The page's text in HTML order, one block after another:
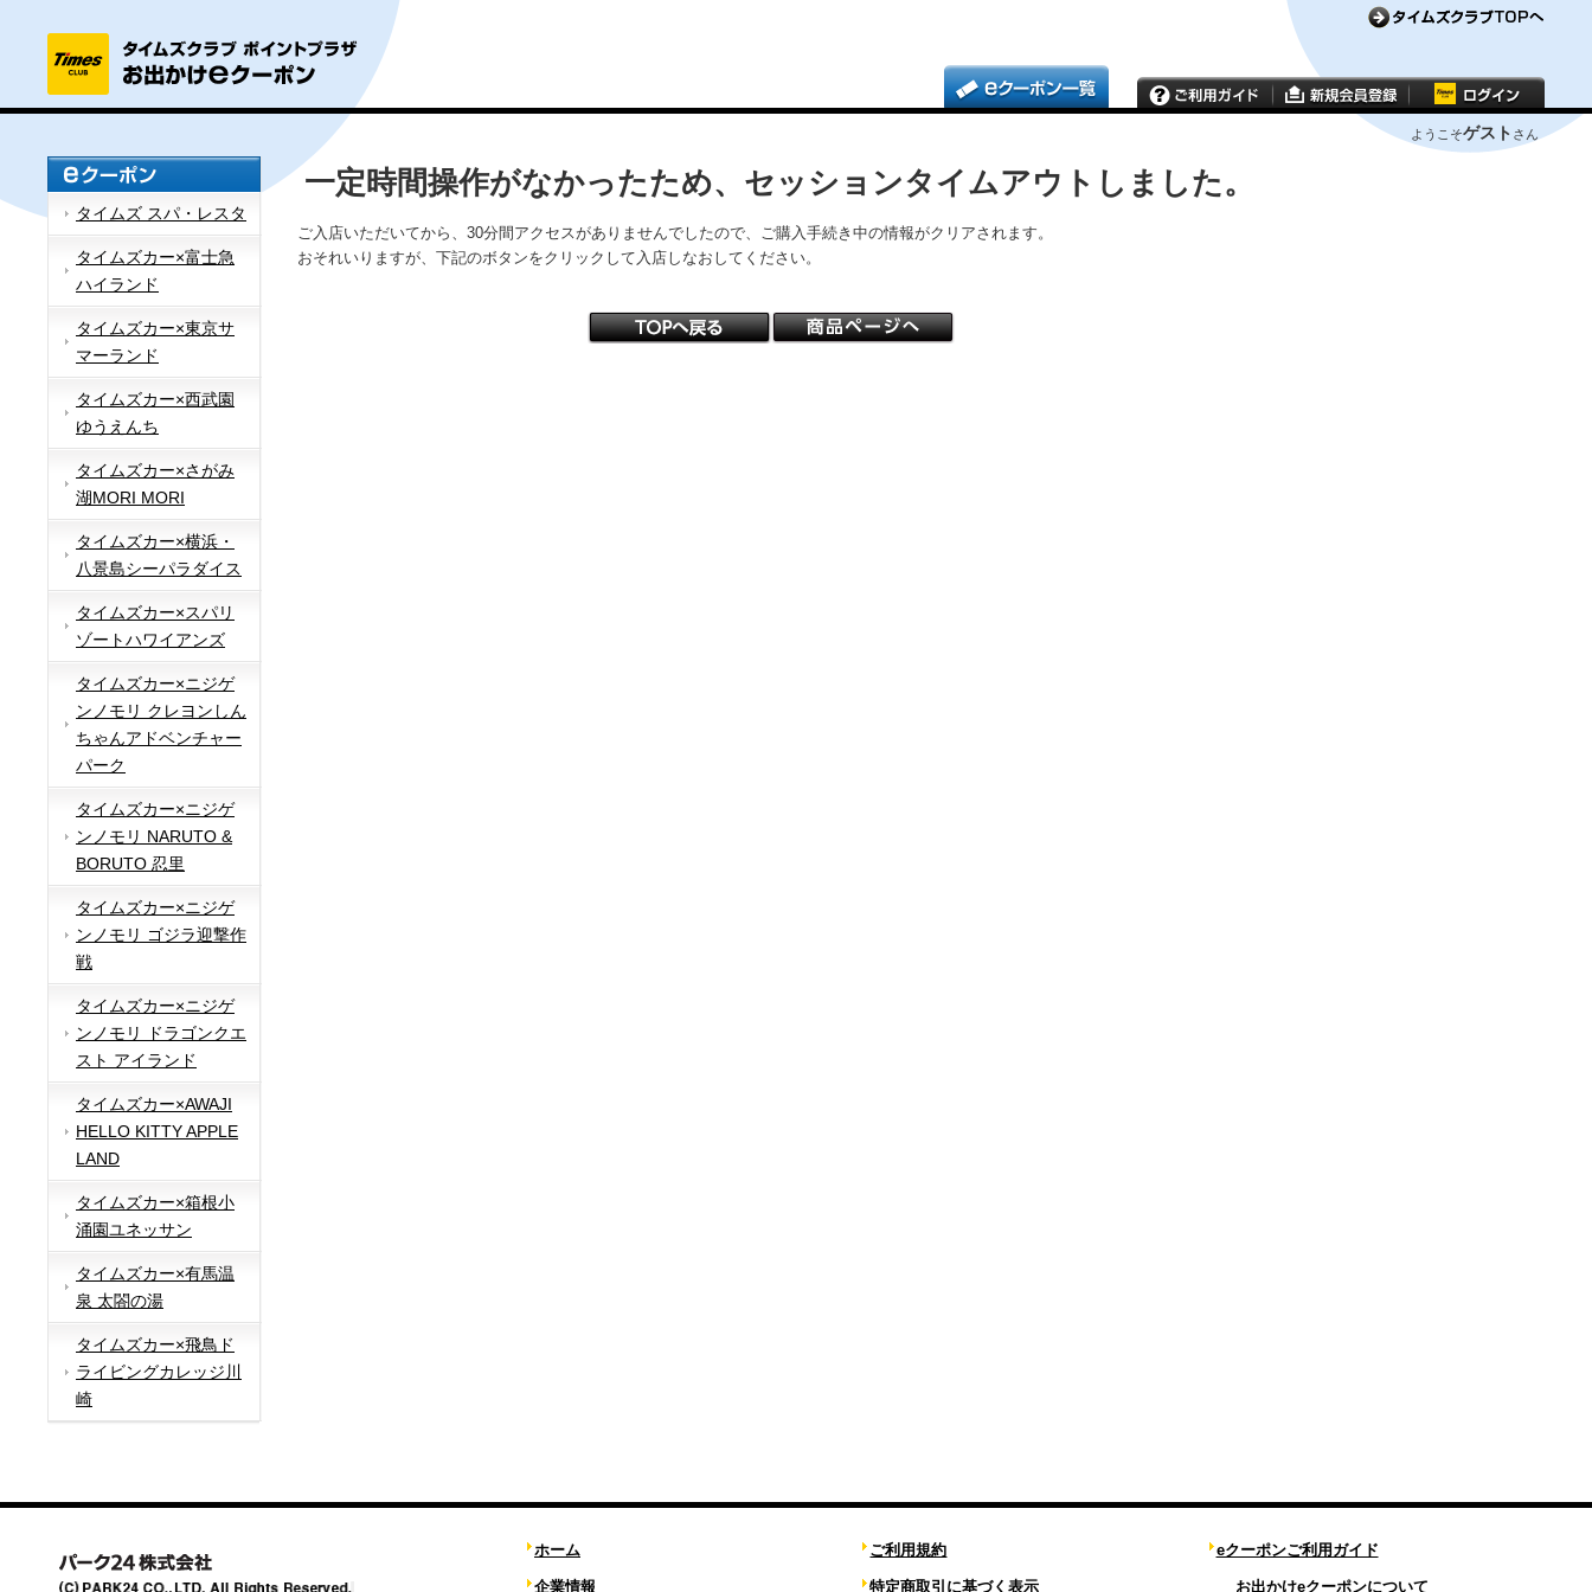
ようこそゲスト さん
タイムズ スパ・レスタ
タイムズカー×富士急
ハイランド
タイムズカー×東京サ
マーランド
タイムズカー×西武園
ゆうえんち
タイムズカー×さがみ
湖MORI MORI
タイムズカー×横浜・
八景島シーパラダイス
タイムズカー×スパリ
ゾートハワイアンズ
タイムズカー×ニジゲ
ンノモリ クレヨンしん
ちゃんアドベンチャー
パーク
タイムズカー×ニジゲ
ンノモリ NARUTO &
BORUTO 忍里
タイムズカー×ニジゲ
ンノモリ ゴジラ迎撃作
戦
タイムズカー×ニジゲ
ンノモリ ドラゴンクエ
スト アイランド
タイムズカー×AWAJI
HELLO KITTY APPLE
LAND
タイムズカー×箱根小
涌園ユネッサン
タイムズカー×有馬温
泉 太閤の湯
タイムズカー×飛鳥ド
ライビングカレッジ川
崎
一定時間操作がなかったため、セッションタイムアウトしました。
ご入店いただいてから、30分間アクセスがありませんでしたので、ご購入手続き中の情報がクリアされます。
おそれいりますが、下記のボタンをクリックして入店しなおしてください。
ホーム
企業情報
ご利用規約
特定商取引に基づく表示
eクーポンご利用ガイド
お出かけeクーポンについて